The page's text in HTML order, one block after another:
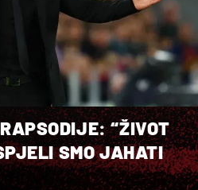
“ŽIVOT
SMO JAHATI